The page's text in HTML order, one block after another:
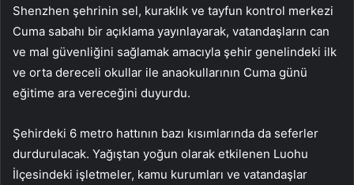
Shenzhen şehrinin sel, kuraklık ve tayfun kontrol merkezi
Cuma sabahı bir açıklama yayınlayarak, vatandaşların can
ve mal güvenliğini sağlamak amacıyla şehir genelindeki ilk
ve orta dereceli okullar ile anaokullarının Cuma günü
eğitime ara vereceğini duyurdu.
Şehirdeki 6 metro hattının bazı kısımlarında da seferler
durdurulacak. Yağıştan yoğun olarak etkilenen Luohu
İlçesindeki işletmeler, kamu kurumları ve vatandaşlar